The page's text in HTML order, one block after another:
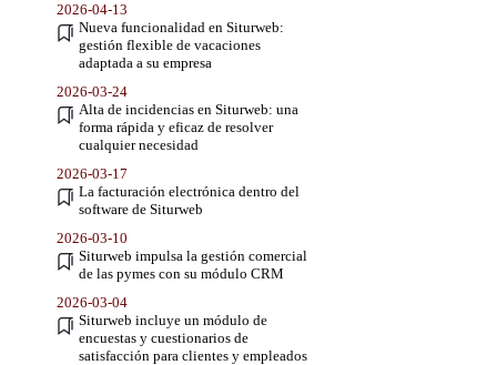
2026-04-13
Nueva funcionalidad en Siturweb:
gestión flexible de vacaciones
adaptada a su empresa
2026-03-24
Alta de incidencias en Siturweb: una
forma rápida y eficaz de resolver
cualquier necesidad
2026-03-17
La facturación electrónica dentro del
software de Siturweb
2026-03-10
Siturweb impulsa la gestión comercial
de las pymes con su módulo CRM
2026-03-04
Siturweb incluye un módulo de
encuestas y cuestionarios de
satisfacción para clientes y empleados